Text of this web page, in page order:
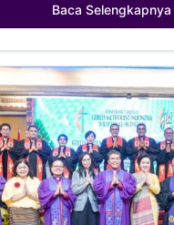
Baca Selengkapnya